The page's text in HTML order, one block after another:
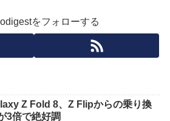
をフォローする
Z Fold 8、Z Flipからの乗り換
3倍で絶好調